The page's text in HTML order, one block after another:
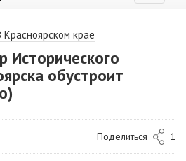
меню
Красноярском крае
Исторического
обустроит
Поделиться 1